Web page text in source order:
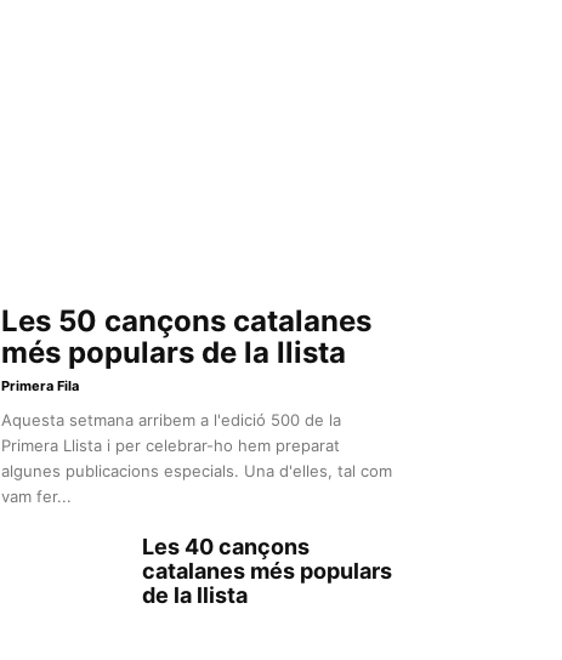
Les 50 cançons catalanes
més populars de la llista
Primera Fila
Aquesta setmana arribem a l'edició 500 de la
Primera Llista i per celebrar-ho hem preparat
algunes publicacions especials. Una d'elles, tal com
vam fer...
Les 40 cançons
catalanes més populars
de la llista